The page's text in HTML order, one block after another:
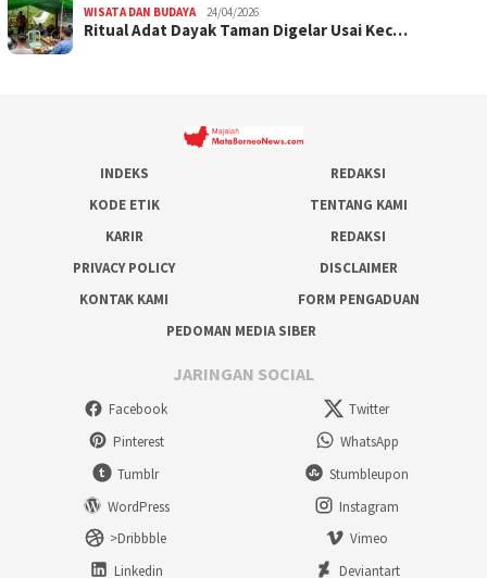
WISATA DAN BUDAYA 24/04/2026
Ritual Adat Dayak Taman Digelar Usai Kec…
INDEKS
REDAKSI
KODE ETIK
TENTANG KAMI
KARIR
REDAKSI
PRIVACY POLICY
DISCLAIMER
KONTAK KAMI
FORM PENGADUAN
PEDOMAN MEDIA SIBER
JARINGAN SOCIAL
Facebook
Twitter
Pinterest
WhatsApp
Tumblr
Stumbleupon
WordPress
Instagram
>Dribbble
Vimeo
Linkedin
Deviantart